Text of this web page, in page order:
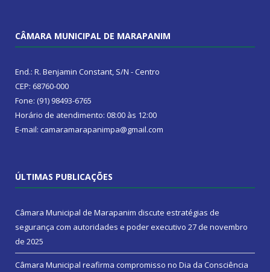
CÂMARA MUNICIPAL DE MARAPANIM
End.: R. Benjamin Constant, S/N - Centro
CEP: 68760-000
Fone: (91) 98493-6765
Horário de atendimento: 08:00 às 12:00
E-mail: camaramarapanimpa@gmail.com
ÚLTIMAS PUBLICAÇÕES
Câmara Municipal de Marapanim discute estratégias de
segurança com autoridades e poder executivo 27 de novembro
de 2025
Câmara Municipal reafirma compromisso no Dia da Consciência